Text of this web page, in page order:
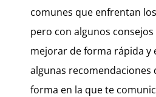
comunes que enfrentan
pero con algunos
mejorar de forma rápida y
algunas recomendaciones
forma en la que te